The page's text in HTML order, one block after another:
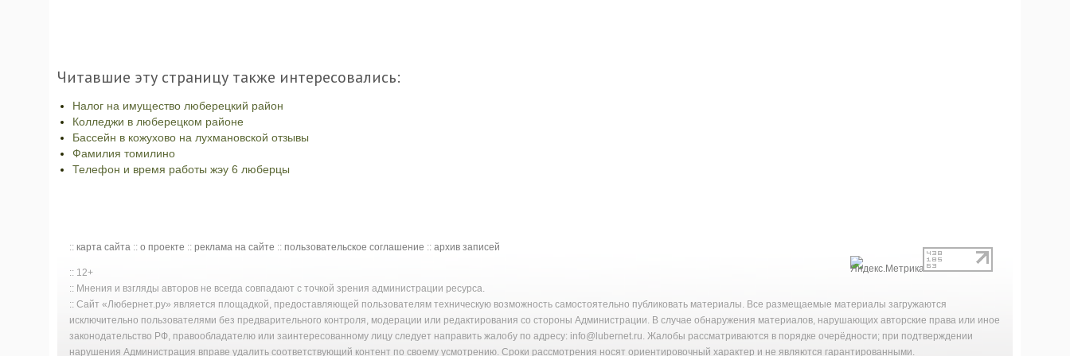
Читавшие эту страницу также интересовались:
Налог на имущество люберецкий район
Колледжи в люберецком районе
Бассейн в кожухово на лухмановской отзывы
Фамилия томилино
Телефон и время работы жэу 6 люберцы
:: карта сайта :: о проекте :: реклама на сайте :: пользовательское соглашение :: архив записей
:: 12+
:: Мнения и взгляды авторов не всегда совпадают с точкой зрения администрации ресурса.
:: Сайт «Любернет.ру» является площадкой, предоставляющей пользователям техническую возможность самостоятельно публиковать материалы. Все размещаемые материалы загружаются
исключительно пользователями без предварительного контроля, модерации или редактирования со стороны Администрации. В случае обнаружения материалов, нарушающих авторские права или иное
законодательство РФ, правообладателю или заинтересованному лицу следует направить жалобу по адресу: info@lubernet.ru. Жалобы рассматриваются в порядке очерёдности; при подтверждении
нарушения Администрация вправе удалить соответствующий контент по своему усмотрению. Сроки рассмотрения носят ориентировочный характер и не являются гарантированными.